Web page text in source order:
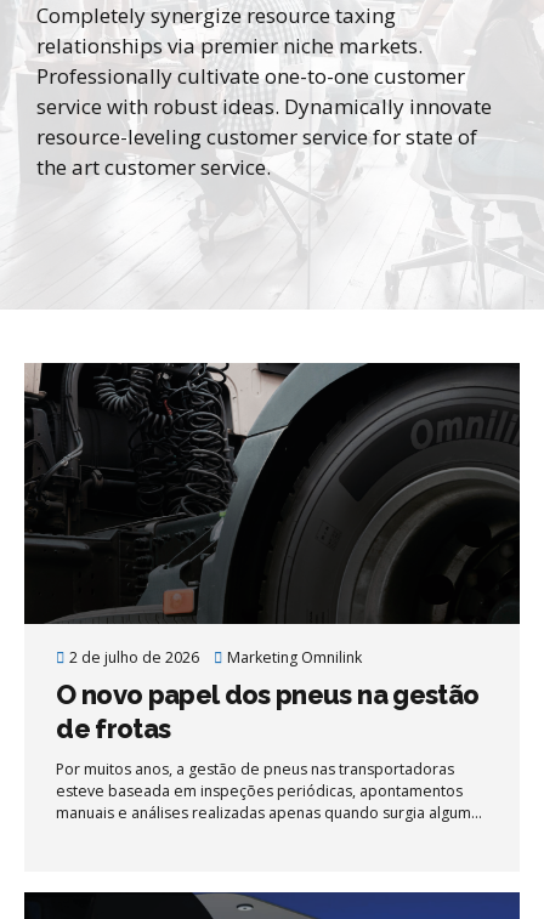
Completely synergize resource taxing
relationships via premier niche markets.
Professionally cultivate one-to-one customer
service with robust ideas. Dynamically innovate
resource-leveling customer service for state of
the art customer service.
2 de julho de 2026 Marketing Omnilink
O novo papel dos pneus na gestão
de frotas
Por muitos anos, a gestão de pneus nas transportadoras
esteve baseada em inspeções periódicas, apontamentos
manuais e análises realizadas apenas quando surgia algum
parada não planejada impacta a produtividade da frota.